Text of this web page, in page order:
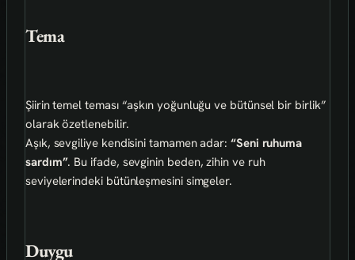
Tema
Şiirin temel teması “aşkın yoğunluğu ve bütünsel bir birlik”
olarak özetlenebilir.
Aşık, sevgiliye kendisini tamamen adar: “Seni ruhuma
sardım”. Bu ifade, sevginin beden, zihin ve ruh
seviyelerindeki bütünleşmesini simgeler.
Duygu